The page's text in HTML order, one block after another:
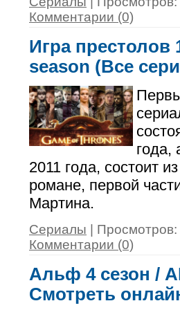
Комментарии (0)
Игра престолов
season (Все
года,
2011 года, состоит
романе, первой
Мартина.
Сериалы |
Комментарии (0)
Альф 4 сезон /
Смотреть